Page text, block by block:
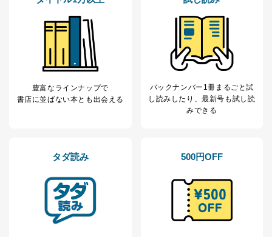
豊富なラインナップで
書店に並ばない本とも出会える
バックナンバー1冊まるごと試
し読み したり、最新号も試し読
みできる
タダ読み 500円OFF